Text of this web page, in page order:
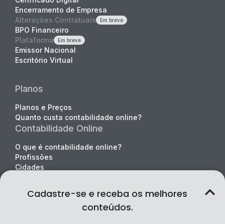
Cadastre-se e receba os melhores
conteúdos.
Encerramento de Empresa
Alterações Contratuais
Em breve
BPO Financeiro
Plataforma
Em breve
Emissor Nacional
Escritório Virtual
Planos
Planos e Preços
Quanto custa contabilidade online?
Contabilidade Online
O que é contabilidade online?
Profissões
Cidades
Quem somos
Falar com especialista